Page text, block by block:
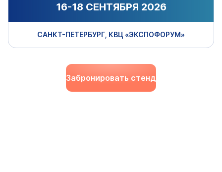
16-18 СЕНТЯБРЯ 2026
САНКТ-ПЕТЕРБУРГ, КВЦ «ЭКСПОФОРУМ»
Забронировать стенд